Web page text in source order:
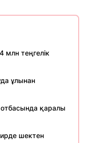
млн теңгелік
ұлынан
қаралы
шектен